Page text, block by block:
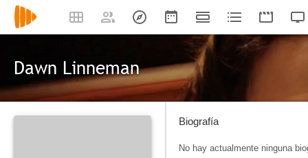
Dawn Linneman
Biografía
No hay actualmente ninguna